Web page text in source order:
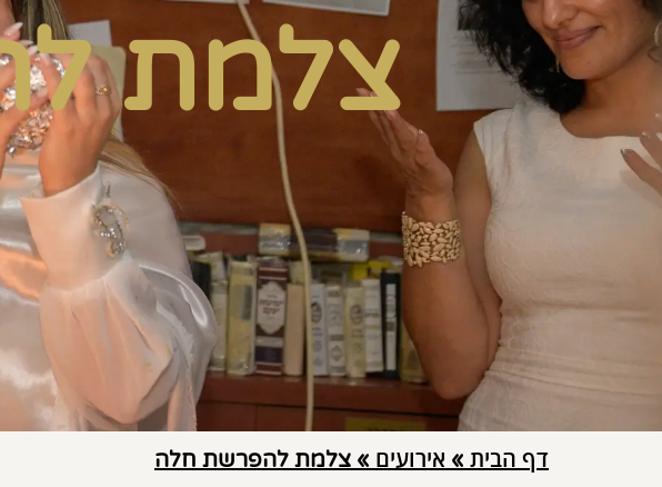
צלמת
דף הבית » אירועים » צלמת להפרשת חלה